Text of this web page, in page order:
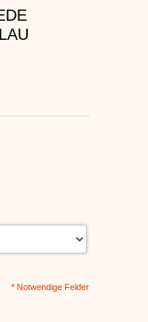
* Notwendige Felder